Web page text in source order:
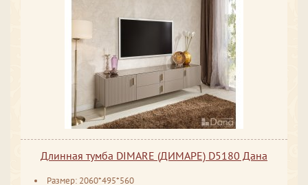
Длинная тумба DIMARE (ДИМАРЕ) D5180 Дана
Размер: 2060*495*560